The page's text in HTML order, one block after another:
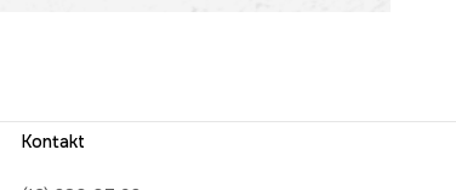
Kontakt